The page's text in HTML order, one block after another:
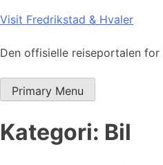
Skip
content
Visit Fredrikstad & Hvaler
Den offisielle reiseportalen
Primary Menu
Kategori: Bil